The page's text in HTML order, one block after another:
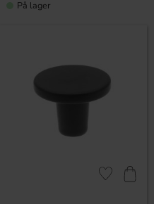
På lager
Lagre som